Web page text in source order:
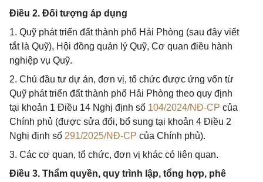
Điều 2. Đối tượng áp dụng
1. Quỹ phát triển đất thành phố Hải Phòng (sau đây viết
tắt là Quỹ), Hội đồng quản lý Quỹ, Cơ quan điều hành
nghiệp vụ Quỹ.
2. Chủ đầu tư dự án, đơn vị, tổ chức được ứng vốn từ
Quỹ phát triển đất thành phố Hải Phòng theo quy định
tại khoản 1 Điều 14 Nghị định số 104/2024/NĐ-CP của
Chính phủ (được sửa đổi, bổ sung tại khoản 4 Điều 2
Nghị định số 291/2025/NĐ-CP của Chính phủ).
3. Các cơ quan, tổ chức, đơn vị khác có liên quan.
Điều 3. Thẩm quyền, quy trình lập, tổng hợp, phê